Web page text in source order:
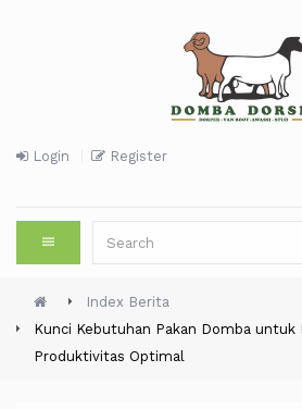
Login Register
Index Berita
Kunci Kebutuhan Pakan Domba untuk
Produktivitas Optimal